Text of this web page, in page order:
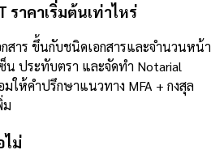
ราคาเริ่มต้นเท่าไหร่
สาร ขึ้นกับชนิดเอกสารและจำนวนหน้า
น ประทับตรา และจัดทำ Notarial
ให้คำปรึกษาแนวทาง MFA + กงสุล
ม
ไม่